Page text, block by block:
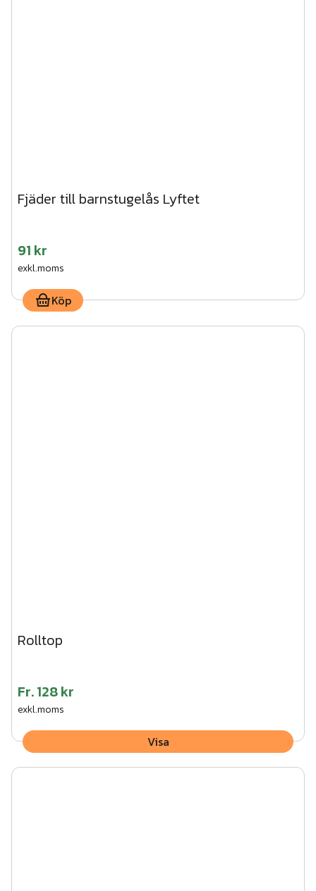
Fjäder till barnstugelås Lyftet
91 kr
exkl.moms
Köp
Rolltop
Fr.128 kr
exkl.moms
Visa